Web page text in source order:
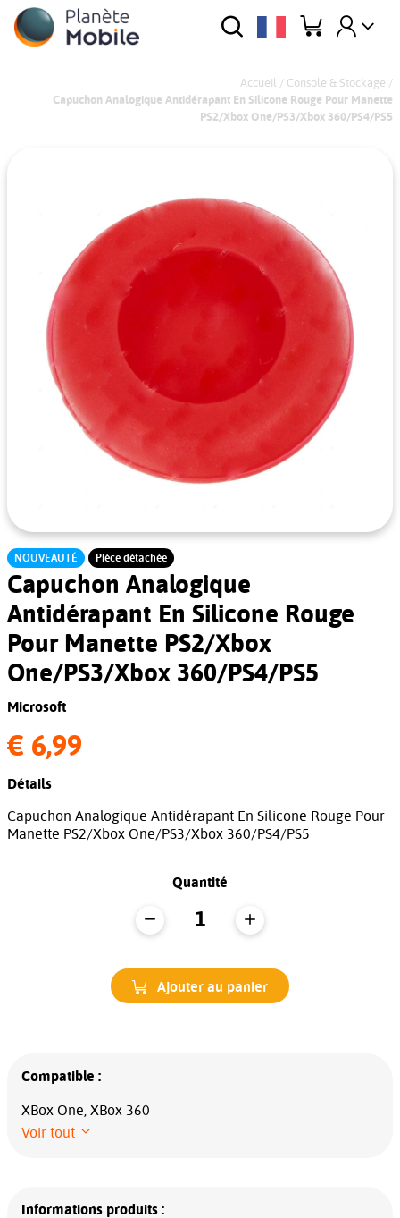
Accueil / Console & Stockage /
Capuchon Analogique Antidérapant En Silicone Rouge Pour Manette
PS2/Xbox One/PS3/Xbox 360/PS4/PS5
NOUVEAUTÉ Pièce détachée
Capuchon Analogique
Antidérapant En Silicone Rouge
Pour Manette PS2/Xbox
One/PS3/Xbox 360/PS4/PS5
Microsoft
€ 6,99
Détails
Capuchon Analogique Antidérapant En Silicone Rouge Pour
Manette PS2/Xbox One/PS3/Xbox 360/PS4/PS5
Quantité
Ajouter au panier
Compatible :
XBox One, XBox 360
Voir tout
Informations produits :